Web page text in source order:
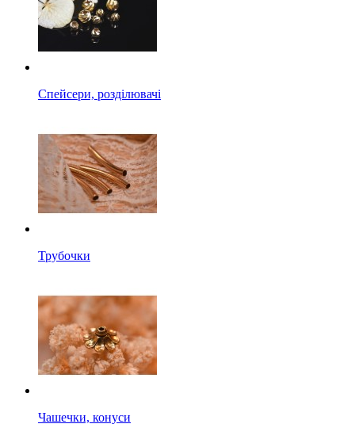
Спейсери, розділювачі
Трубочки
Чашечки, конуси